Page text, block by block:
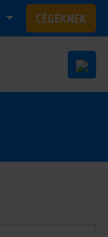
CÉGEKNEK